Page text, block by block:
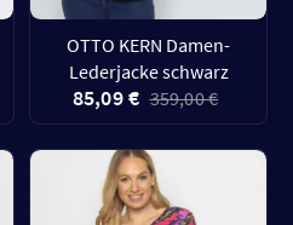
OTTO KERN Damen-
Lederjacke schwarz
85,09 € 359,00 €